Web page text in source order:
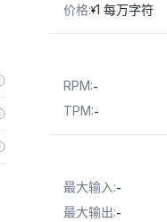
价格:¥1 每万字符
RPM:-
TPM:-
最大输入:-
最大输出:-